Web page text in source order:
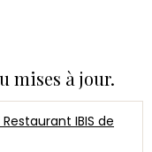
mises à jour.
IBIS de